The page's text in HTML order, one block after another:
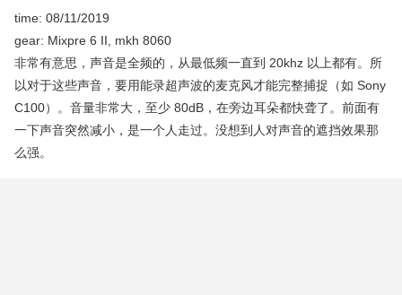
time: 08/11/2019
gear: Mixpre 6 II, mkh 8060
非常有意思，声音是全频的，从最低频一直到 20khz 以上都有。所
以对于这些声音，要用能录超声波的麦克风才能完整捕捉（如 Sony
C100）。音量非常大，至少 80dB，在旁边耳朵都快聋了。前面有
一下声音突然减小，是一个人走过。没想到人对声音的遮挡效果那
么强。